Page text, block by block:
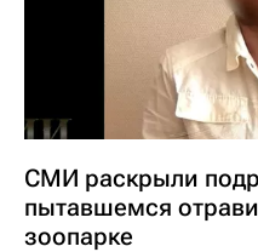
СМИ раскрыли
пытавшемся
зоопарке